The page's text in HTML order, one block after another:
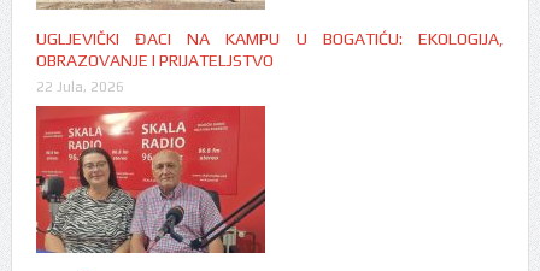
UGLJEVIČKI ĐACI NA KAMPU U BOGATIĆU: EKOLOGIJA,
OBRAZOVANJE I PRIJATELJSTVO
22 Jula, 2026